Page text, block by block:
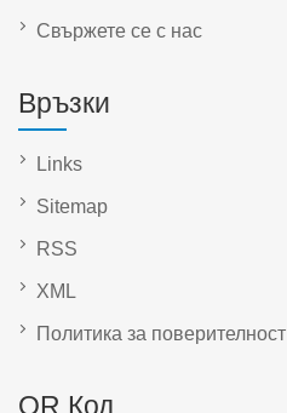
Свържете се с нас
Връзки
Links
Sitemap
RSS
XML
Политика за поверителност
QR Код